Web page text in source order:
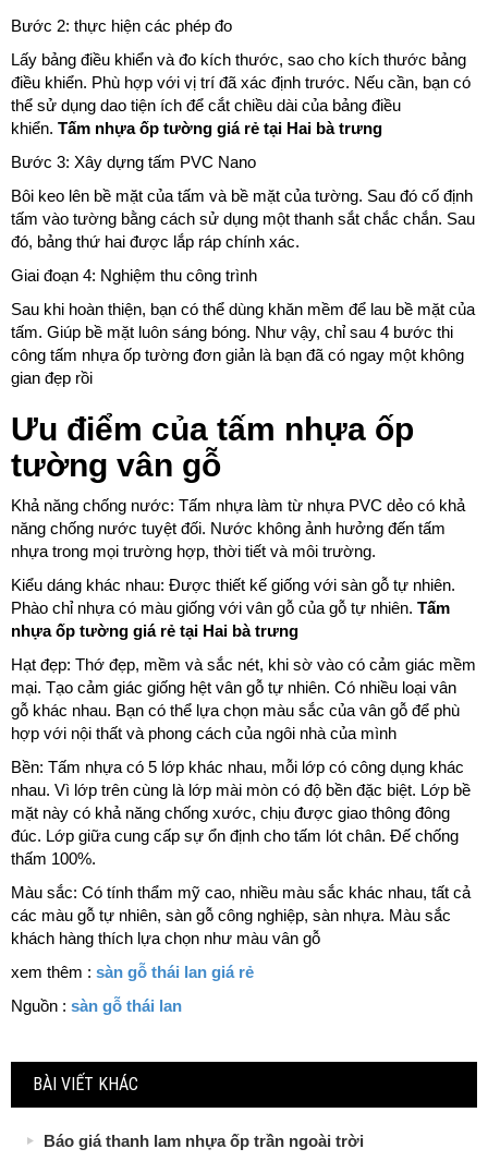
Bước 2: thực hiện các phép đo
Lấy bảng điều khiển và đo kích thước, sao cho kích thước bảng
điều khiển. Phù hợp với vị trí đã xác định trước. Nếu cần, bạn có
thể sử dụng dao tiện ích để cắt chiều dài của bảng điều
khiển. Tấm nhựa ốp tường giá rẻ tại Hai bà trưng
Bước 3: Xây dựng tấm PVC Nano
Bôi keo lên bề mặt của tấm và bề mặt của tường. Sau đó cố định
tấm vào tường bằng cách sử dụng một thanh sắt chắc chắn. Sau
đó, bảng thứ hai được lắp ráp chính xác.
Giai đoạn 4: Nghiệm thu công trình
Sau khi hoàn thiện, bạn có thể dùng khăn mềm để lau bề mặt của
tấm. Giúp bề mặt luôn sáng bóng. Như vậy, chỉ sau 4 bước thi
công tấm nhựa ốp tường đơn giản là bạn đã có ngay một không
gian đẹp rồi
Ưu điểm của tấm nhựa ốp
tường vân gỗ
Khả năng chống nước: Tấm nhựa làm từ nhựa PVC dẻo có khả
năng chống nước tuyệt đối. Nước không ảnh hưởng đến tấm
nhựa trong mọi trường hợp, thời tiết và môi trường.
Kiểu dáng khác nhau: Được thiết kế giống với sàn gỗ tự nhiên.
Phào chỉ nhựa có màu giống với vân gỗ của gỗ tự nhiên. Tấm
nhựa ốp tường giá rẻ tại Hai bà trưng
Hạt đẹp: Thớ đẹp, mềm và sắc nét, khi sờ vào có cảm giác mềm
mại. Tạo cảm giác giống hệt vân gỗ tự nhiên. Có nhiều loại vân
gỗ khác nhau. Bạn có thể lựa chọn màu sắc của vân gỗ để phù
hợp với nội thất và phong cách của ngôi nhà của mình
Bền: Tấm nhựa có 5 lớp khác nhau, mỗi lớp có công dụng khác
nhau. Vì lớp trên cùng là lớp mài mòn có độ bền đặc biệt. Lớp bề
mặt này có khả năng chống xước, chịu được giao thông đông
đúc. Lớp giữa cung cấp sự ổn định cho tấm lót chân. Đế chống
thấm 100%.
Màu sắc: Có tính thẩm mỹ cao, nhiều màu sắc khác nhau, tất cả
các màu gỗ tự nhiên, sàn gỗ công nghiệp, sàn nhựa. Màu sắc
khách hàng thích lựa chọn như màu vân gỗ
xem thêm : sàn gỗ thái lan giá rẻ
Nguồn : sàn gỗ thái lan
BÀI VIẾT KHÁC
Báo giá thanh lam nhựa ốp trần ngoài trời